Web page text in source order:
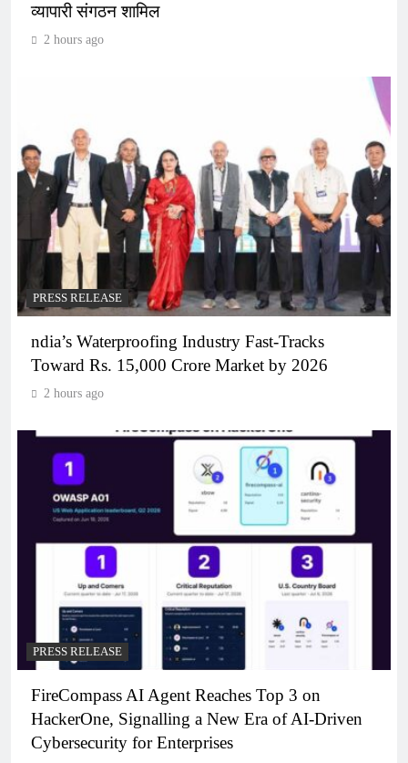
व्यापारी संगठन शामिल
2 hours ago
PRESS RELEASE
ndia’s Waterproofing Industry Fast-Tracks
Toward Rs. 15,000 Crore Market by 2026
2 hours ago
PRESS RELEASE
FireCompass AI Agent Reaches Top 3 on
HackerOne, Signalling a New Era of AI-Driven
Cybersecurity for Enterprises